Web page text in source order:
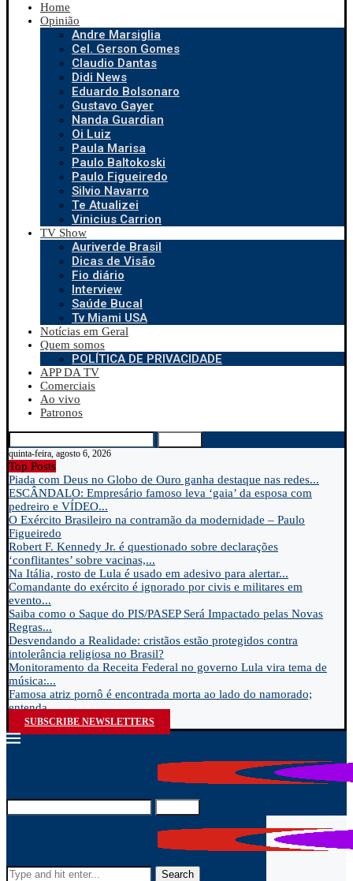
Home
Opinião
Andre Marsiglia
Cel. Gerson Gomes
Claudio Dantas
Didi News
Eduardo Bolsonaro
Gustavo Gayer
Nanda Guardian
Oi Luiz
Paula Marisa
Paulo Baltokoski
Paulo Figueiredo
Silvio Navarro
Te Atualizei
Vinicius Carrion
TV Show
Auriverde Brasil
Dicas de Visão
Fio diário
Interview
Saúde Bucal
Tv Miami USA
Notícias em Geral
Quem somos
POLÍTICA DE PRIVACIDADE
APP DA TV
Comerciais
Ao vivo
Patronos
quinta-feira, agosto 6, 2026
Top Posts
Piada com Deus no Globo de Ouro ganha destaque nas redes...
ESCÂNDALO: Empresário famoso leva ‘gaia’ da esposa com
pedreiro e VÍDEO...
O Exército Brasileiro na contramão da modernidade – Paulo
Figueiredo
Robert F. Kennedy Jr. é questionado sobre declarações
‘conflitantes’ sobre vacinas,...
Na Itália, rosto de Lula é usado em adesivo para alertar...
Comandante do exército é ignorado por civis e militares em
evento...
Saiba como o Saque do PIS/PASEP Será Impactado pelas Novas
Regras...
Desvendando a Realidade: cristãos estão protegidos contra
intolerância religiosa no Brasil?
Monitoramento da Receita Federal no governo Lula vira tema de
música:...
Famosa atriz pornô é encontrada morta ao lado do namorado;
entenda...
SUBSCRIBE NEWSLETTERS
Search